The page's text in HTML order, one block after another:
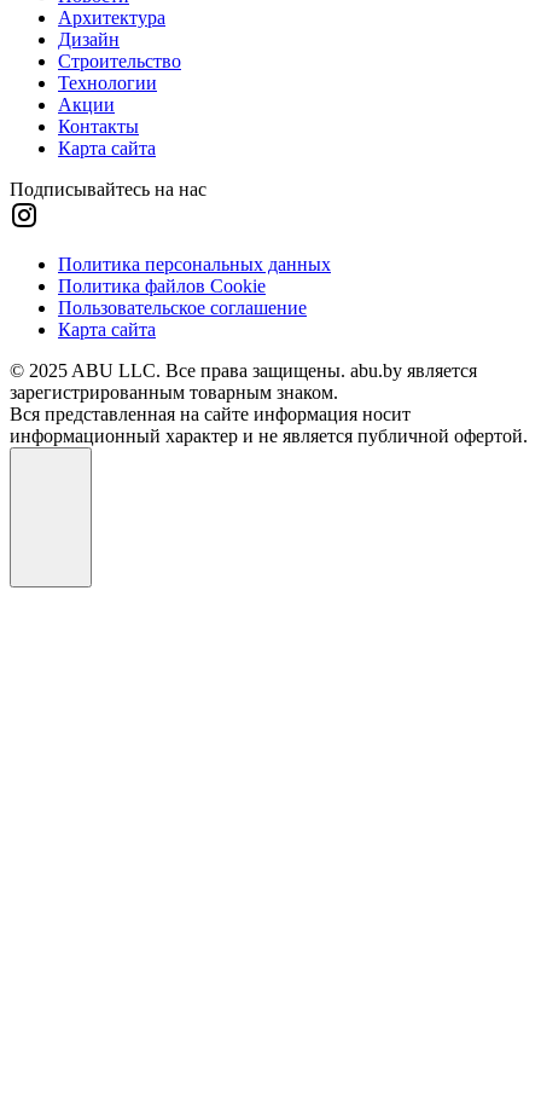
Архитектура
Дизайн
Строительство
Технологии
Акции
Контакты
Карта сайта
Подписывайтесь на нас
Политика персональных данных
Политика файлов Cookie
Пользовательское соглашение
Карта сайта
© 2025 ABU LLC. Все права защищены. abu.by является
зарегистрированным товарным знаком.
Вся представленная на сайте информация носит
информационный характер и не является публичной офертой.